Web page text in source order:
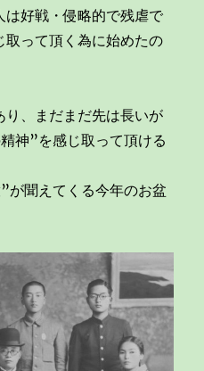
は好戦・侵略的で残虐で
取って頂く為に始めたの
、まだまだ先は長いが
神”を感じ取って頂ける
が聞えてくる今年のお盆